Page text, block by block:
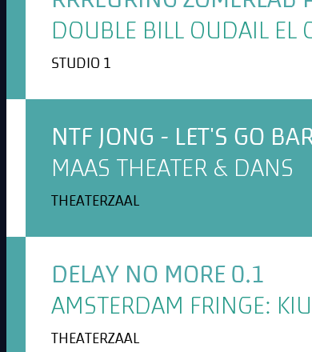
DOUBLE BILL OUDAIL EL
STUDIO 1
NTF JONG - LET'S GO
MAAS THEATER & DANS
THEATERZAAL
DELAY NO MORE 0.1
AMSTERDAM FRINGE:
THEATERZAAL